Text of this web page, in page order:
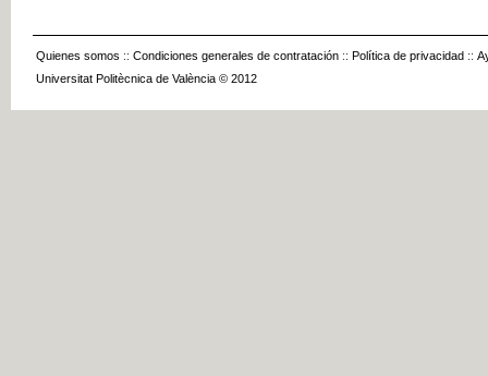
Quienes somos :: Condiciones generales de contratación :: Política de privacidad ::
Universitat Politècnica de València © 2012